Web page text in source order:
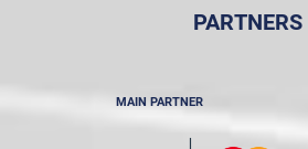
PARTNERS
MAIN PARTNER